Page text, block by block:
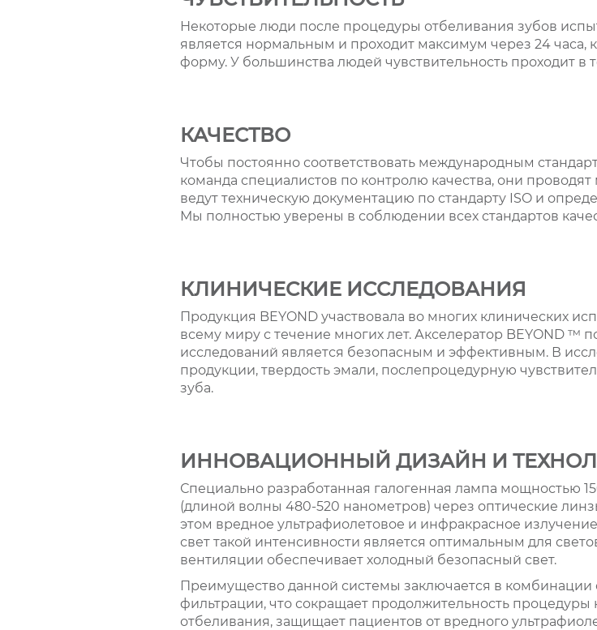
Некоторые люди после процедуры отбеливания зубов
является нормальным и проходит максимум через 24 часа,
форму. У большинства людей чувствительность проходит в
КАЧЕСТВО
Чтобы постоянно соответствовать международным
команда специалистов по контролю качества, они
ведут техническую документацию по стандарту ISO и
Мы полностью уверены в соблюдении всех стандартов
КЛИНИЧЕСКИЕ ИССЛЕДОВАНИЯ
Продукция BEYOND участвовала во многих клинических
всему миру с течение многих лет. Акселератор BEYOND ™
исследований является безопасным и эффективным. В
продукции, твердость эмали, послепроцедурную
зуба.
ИННОВАЦИОННЫЙ ДИЗАЙН И
Специально разработанная галогенная лампа мощностью
(длиной волны 480-520 нанометров) через оптические
этом вредное ультрафиолетовое и инфракрасное
свет такой интенсивности является оптимальным для
вентиляции обеспечивает холодный безопасный свет.
Преимущество данной системы заключается в
фильтрации, что сокращает продолжительность процедуры
отбеливания, защищает пациентов от вредного